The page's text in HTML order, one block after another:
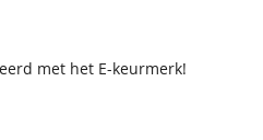
met het E-keurmerk!